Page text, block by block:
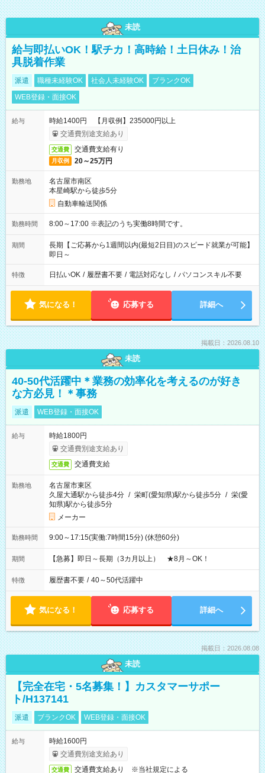
未読
給与即払いOK！駅チカ！高時給！土日休み！治
具脱着作業
派遣 職種未経験OK 社会人未経験OK
ブランクOK
WEB登録・面接OK
給与
時給1400円 【月収例】235000円以上
交通費別途支給あり
交通費 交通費支給有り
月収例 20～25万円
勤務地
名古屋市南区
本星崎駅から徒歩5分
自動車輸送関係
勤務時間 8:00～17:00 ※表記のうち実働8時間です。
期間
長期【ご応募から1週間以内(最短2日目)のスピード就業が可能】
即日～
特徴 日払いOK / 履歴書不要 / 電話対応なし / パソコンスキル不要
気になる！ 応募する 詳細へ
掲載日：2026.08.10
未読
40-50代活躍中＊業務の効率化を考えるのが好き
な方必見！＊事務
派遣 WEB登録・面接OK
給与
時給1800円
交通費別途支給あり
交通費 交通費支給
勤務地
名古屋市東区
久屋大通駅から徒歩4分 / 栄町(愛知県)駅から徒歩5分 / 栄(愛
知県)駅から徒歩5分
メーカー
勤務時間 9:00～17:15(実働:7時間15分) (休憩60分)
期間 【急募】即日～長期（3カ月以上） ★8月～OK！
特徴 履歴書不要 / 40～50代活躍中
気になる！ 応募する 詳細へ
掲載日：2026.08.08
未読
【完全在宅・5名募集！】カスタマーサポー
ト/H137141
派遣 ブランクOK WEB登録・面接OK
給与
時給1600円
交通費別途支給あり
交通費 交通費支給あり ※当社規定による